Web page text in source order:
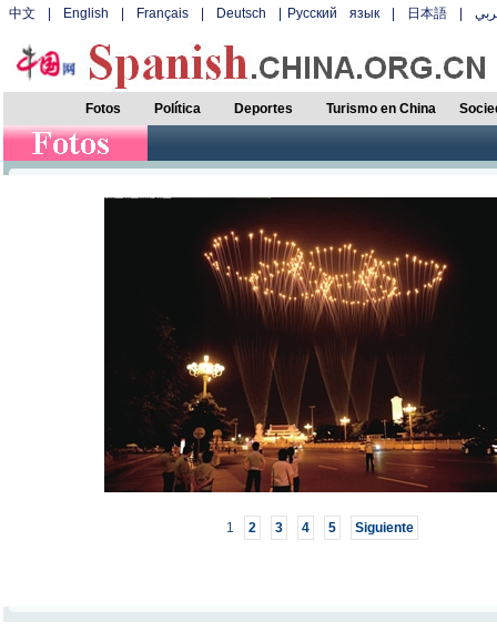
中文 English Français Deutsch Русский язык 日本語
Fotos Política Deportes Turismo en China
1 2 3 4 5 Siguiente